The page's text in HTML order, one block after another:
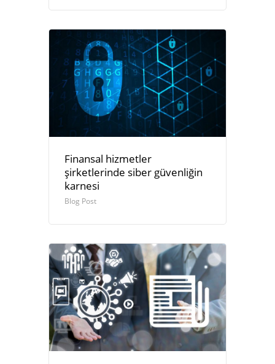
Finansal hizmetler
şirketlerinde siber güvenliğin
karnesi
Blog Post